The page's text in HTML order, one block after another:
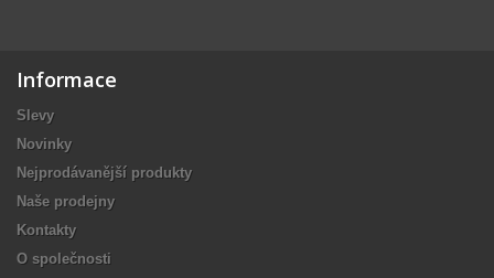
Informace
Slevy
Novinky
Nejprodávanější produkty
Naše prodejny
Kontakty
O společnosti